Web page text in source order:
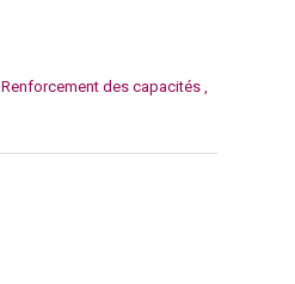
Renforcement des capacités ,